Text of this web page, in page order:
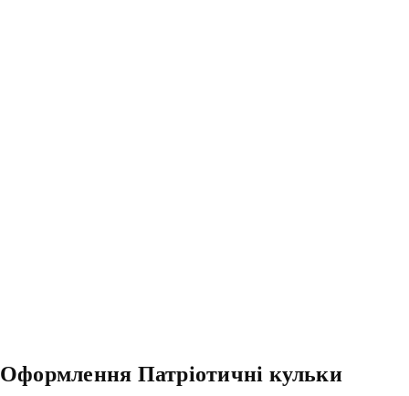
Оформлення Патріотичні кульки